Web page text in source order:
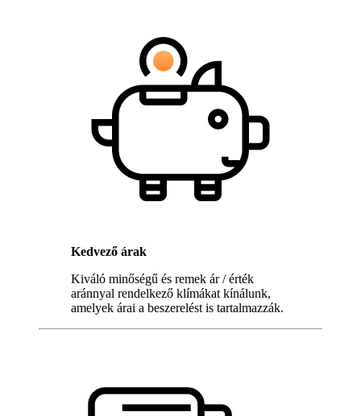
Kedvező árak
Kiváló minőségű és remek ár / érték
aránnyal rendelkező klímákat kínálunk,
amelyek árai a beszerelést is tartalmazzák.